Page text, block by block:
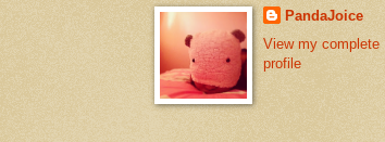
PandaJoice
View my complete
profile